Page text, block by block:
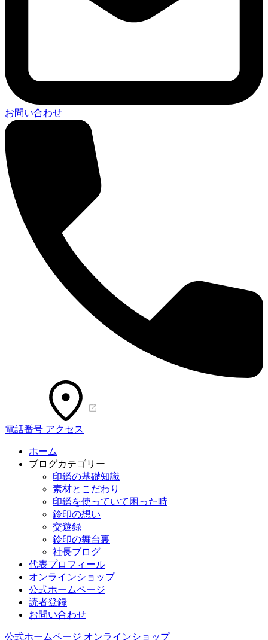
お問い合わせ
電話番号 アクセス
ホーム
ブログカテゴリー
印鑑の基礎知識
素材とこだわり
印鑑を使っていて困った時
鈴印の想い
交遊録
鈴印の舞台裏
社長ブログ
代表プロフィール
オンラインショップ
公式ホームページ
読者登録
お問い合わせ
公式ホームページ オンラインショップ